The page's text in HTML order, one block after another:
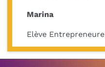
Marina
Elève Entrepreneure